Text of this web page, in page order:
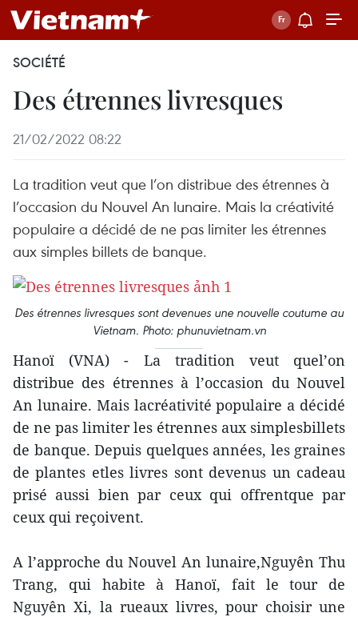
SOCIÉTÉ
Des étrennes livresques
21/02/2022 08:22
La tradition veut que l’on distribue des étrennes à
l’occasion du Nouvel An lunaire. Mais la créativité
populaire a décidé de ne pas limiter les étrennes
aux simples billets de banque.
Des étrennes livresques sont devenues une nouvelle coutume au
Vietnam. Photo: phunuvietnam.vn
Hanoï (VNA) - La tradition veut quel’on
distribue des étrennes à l’occasion du Nouvel
An lunaire. Mais lacréativité populaire a décidé
de ne pas limiter les étrennes aux simplesbillets
de banque. Depuis quelques années, les graines
de plantes etles livres sont devenus un cadeau
prisé aussi bien par ceux qui offrentque par
ceux qui reçoivent.
A l’approche du Nouvel An lunaire,Nguyên Thu
Trang, qui habite à Hanoï, fait le tour de
Nguyên Xi, la rueaux livres, pour choisir une